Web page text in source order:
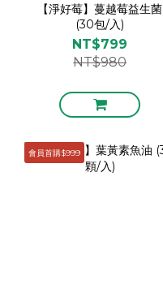
【淨好莓】蔓越莓益生菌
(30包/入)
NT$799
NT$980
會員首購$999